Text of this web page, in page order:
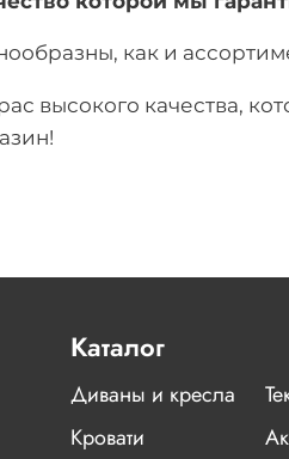
как и
высокого качества,
Каталог
Диваны и кресла
Кровати